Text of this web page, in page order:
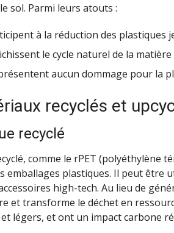
sol. Parmi leurs atouts :
à la réduction des plastiques
le cycle naturel de la matière
aucun dommage pour la
recyclés et
recyclé
comme le rPET (polyéthylène
emballages plastiques. Il peut être
high-tech. Au lieu de
et transforme le déchet en
légers, et ont un impact carbone